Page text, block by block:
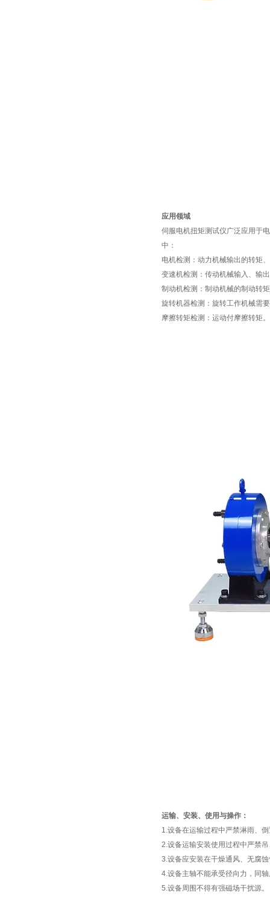
应用领域
伺服电机扭矩测试仪广泛应用于
中：
电机检测：动力机械输出的转矩
变速机检测：传动机械输入、输
制动机检测：制动机械的制动转
旋转机器检测：旋转工作机械需
摩擦转矩检测：运动付摩擦转矩
运输、安装、使用与操作：
1.设备在运输过程中严禁淋雨、
2.设备运输安装使用过程中严禁
3.设备应安装在干燥通风、无腐
4.设备主轴不能承受径向力，同
5.设备周围不得有强磁场干扰源。